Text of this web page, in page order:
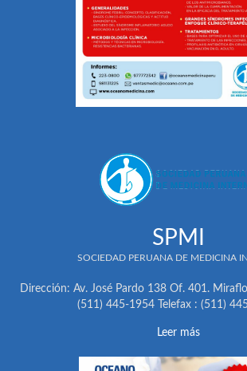
SPMI
SOCIEDAD PERUANA DE MEDICINA
Dirección: Av. José Pardo 138 Of. 401.
(511) 445-1954 Telefax : (511)
Leer más